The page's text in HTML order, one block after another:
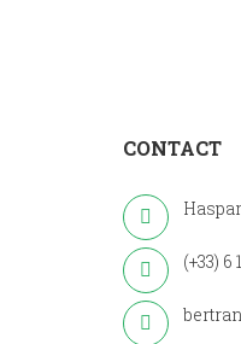
CONTACT
(+33) 6